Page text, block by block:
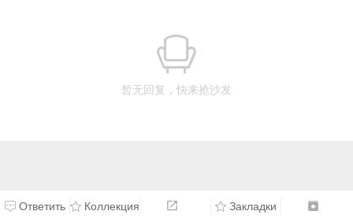
暂无回复，快来抢沙发
Ответить
Коллекция
Закладки